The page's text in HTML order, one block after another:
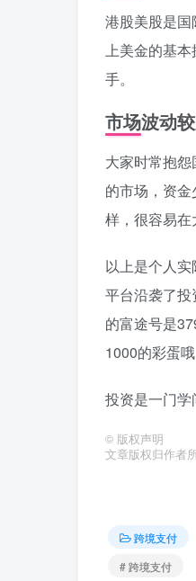
港股美股是
上美金的基
手。
市场波动较
大家时常抱
的市场，资
样，很容易在
以上是个人
平台沿袭了
的富途号是
1000的彩蛋
投资是一门学
© 版权声明
文章版权归作者
跨境支付
# 跨境支付